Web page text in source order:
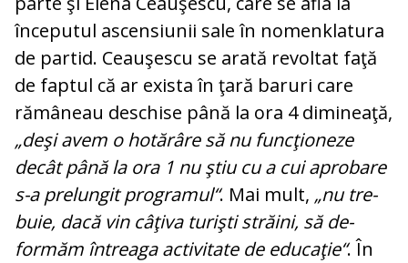
începutul as­cen­siu­nii sale în nomenklatura
de partid. Ceau­şescu se arată revoltat faţă
de faptul că ar exista în ţară baruri care
rămâneau des­chise până la ora 4 dimineaţă,
„deşi avem o hotărâre să nu funcţioneze
decât până la ora 1 nu ştiu cu a cui aprobare
s-a pre­lungit programul“. Mai mult, „nu tre­
bu­ie, dacă vin câţiva turişti străini, să de­
formăm întreaga activitate de edu­ca­ţie“. În